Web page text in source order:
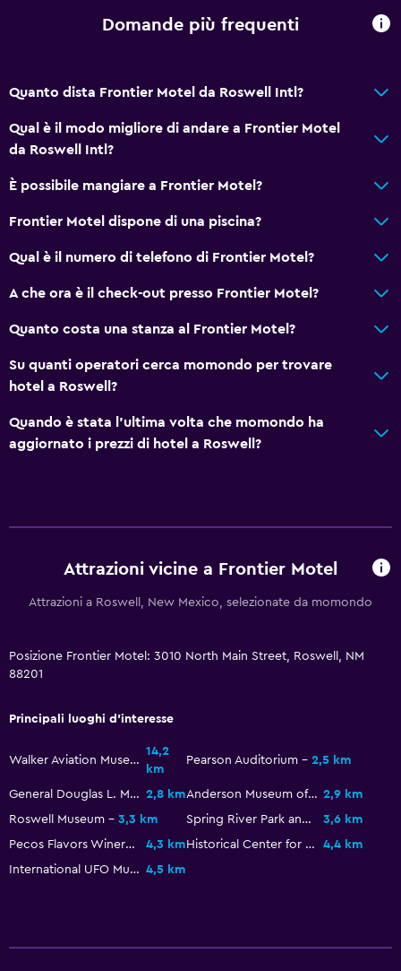
Domande più frequenti
Quanto dista Frontier Motel da Roswell Intl?
Qual è il modo migliore di andare a Frontier Motel
da Roswell Intl?
È possibile mangiare a Frontier Motel?
Frontier Motel dispone di una piscina?
Qual è il numero di telefono di Frontier Motel?
A che ora è il check-out presso Frontier Motel?
Quanto costa una stanza al Frontier Motel?
Su quanti operatori cerca momondo per trovare
hotel a Roswell?
Quando è stata l'ultima volta che momondo ha
aggiornato i prezzi di hotel a Roswell?
Attrazioni vicine a Frontier Motel
Attrazioni a Roswell, New Mexico, selezionate da momondo
Posizione Frontier Motel: 3010 North Main Street, Roswell, NM
88201
Principali luoghi d'interesse
Walker Aviation Museum
14,2
km
Pearson Auditorium 2,5 km
General Douglas L. McBride Military Museum 2,8 km Anderson Museum of Contemporary Art 2,9 km
Roswell Museum
3,3 km Spring River Park and Zoo
3,6 km
Pecos Flavors Winery
4,3 km Historical Center for Southeast New Mexico
4,4 km
International UFO Museum 4,5 km